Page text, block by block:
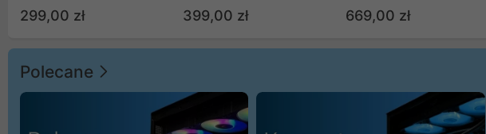
299,00 zł 399,00 zł 669,00 zł
Polecane